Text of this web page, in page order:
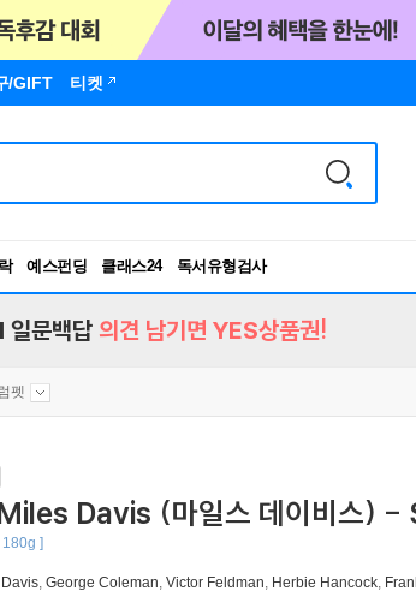
/GIFT 티켓
예스펀딩 클래스24
독서유형검사
RBTI Lab
일문백답 의견 남기면 YES상품권!
펫
Davis (마일스 데이비스)
180g ]
, George Coleman, Victor Feldman, Herbie Hancock,